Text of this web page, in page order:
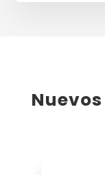
Nuevos